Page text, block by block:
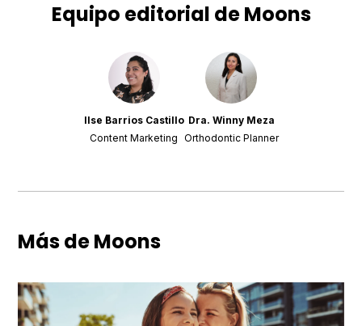
Equipo editorial de Moons
Ilse Barrios Castillo
Content Marketing
Dra. Winny Meza
Orthodontic Planner
Más de Moons